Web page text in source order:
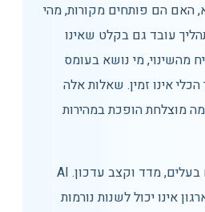
האם הם פותחים מקורות, מהי
עובד גם בקלט שאינו
מהשינוי, מי נושא בעומס
אינו זמין. שאלות אלה
מוצלחת הופכת במהירות
לבסוף, ודאו שקיימים בעלים, מדד וקצב עדכון. AI
אינו יכול לשנות נורמות